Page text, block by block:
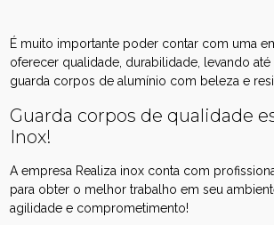
É muito importante poder contar com uma
oferecer qualidade, durabilidade, levando
guarda corpos de alumínio com beleza e
Guarda corpos de qualidade
Inox!
A empresa Realiza inox conta com
para obter o melhor trabalho em seu
agilidade e comprometimento!